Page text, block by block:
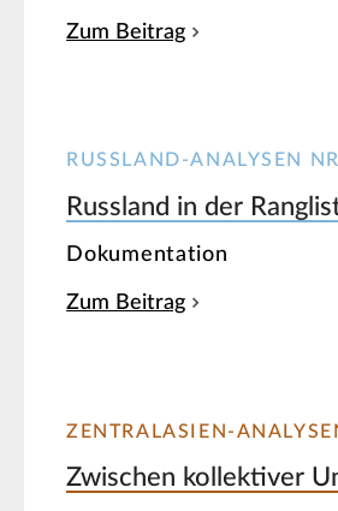
Zum Beitrag
RUSSLAND-ANALYSEN
Russland in der
Dokumentation
Zum Beitrag
ZENTRALASIEN-
Zwischen kollektiver